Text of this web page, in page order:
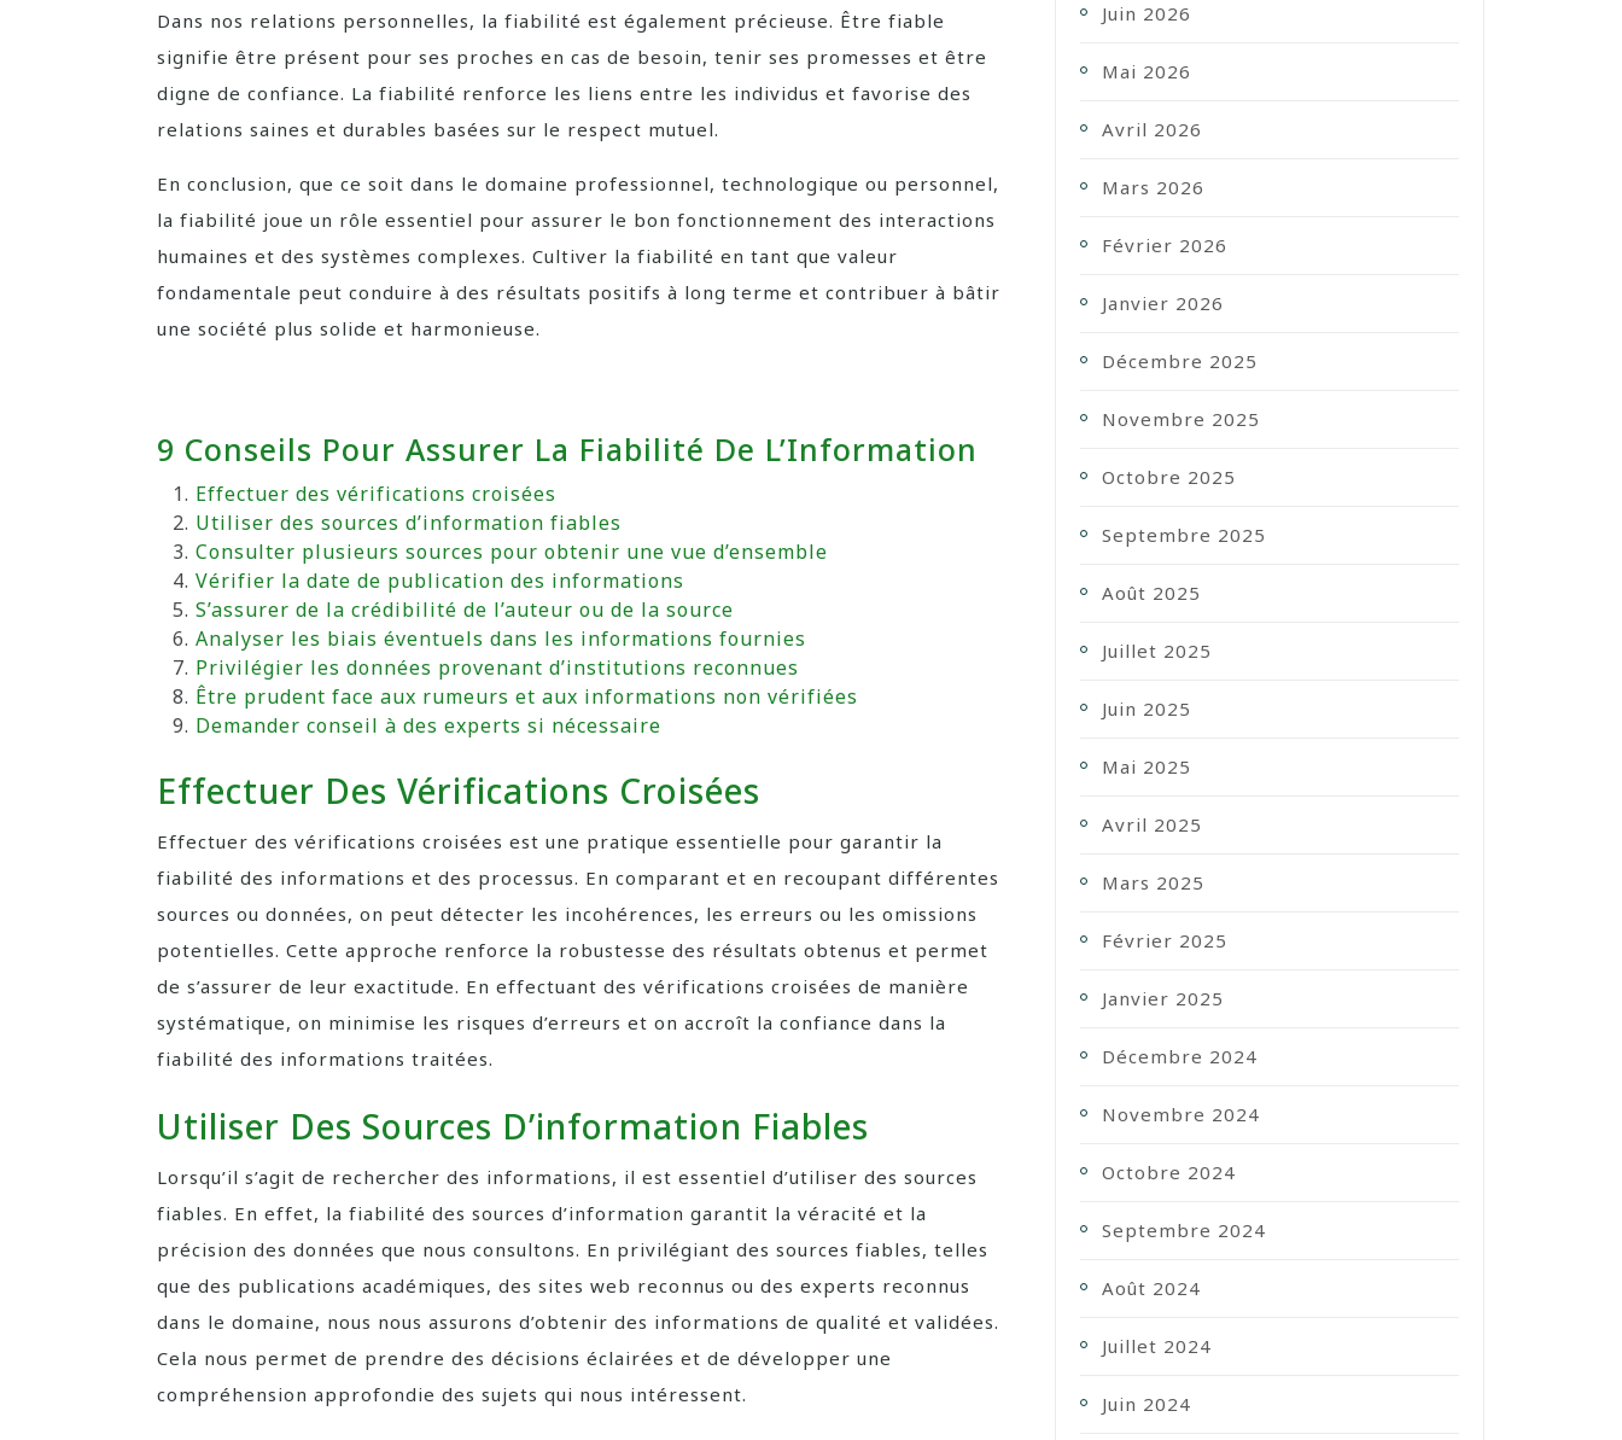
Dans nos relations personnelles, la fiabilité est également précieuse. Être fiable
signifie être présent pour ses proches en cas de besoin, tenir ses promesses et être
digne de confiance. La fiabilité renforce les liens entre les individus et favorise des
relations saines et durables basées sur le respect mutuel.
En conclusion, que ce soit dans le domaine professionnel, technologique ou personnel,
la fiabilité joue un rôle essentiel pour assurer le bon fonctionnement des interactions
humaines et des systèmes complexes. Cultiver la fiabilité en tant que valeur
fondamentale peut conduire à des résultats positifs à long terme et contribuer à bâtir
une société plus solide et harmonieuse.
9 Conseils Pour Assurer La Fiabilité De L’Information
Effectuer des vérifications croisées
Utiliser des sources d’information fiables
Consulter plusieurs sources pour obtenir une vue d’ensemble
Vérifier la date de publication des informations
S’assurer de la crédibilité de l’auteur ou de la source
Analyser les biais éventuels dans les informations fournies
Privilégier les données provenant d’institutions reconnues
Être prudent face aux rumeurs et aux informations non vérifiées
Demander conseil à des experts si nécessaire
Effectuer Des Vérifications Croisées
Effectuer des vérifications croisées est une pratique essentielle pour garantir la
fiabilité des informations et des processus. En comparant et en recoupant différentes
sources ou données, on peut détecter les incohérences, les erreurs ou les omissions
potentielles. Cette approche renforce la robustesse des résultats obtenus et permet
de s’assurer de leur exactitude. En effectuant des vérifications croisées de manière
systématique, on minimise les risques d’erreurs et on accroît la confiance dans la
fiabilité des informations traitées.
Utiliser Des Sources D’information Fiables
Lorsqu’il s’agit de rechercher des informations, il est essentiel d’utiliser des sources
fiables. En effet, la fiabilité des sources d’information garantit la véracité et la
précision des données que nous consultons. En privilégiant des sources fiables, telles
que des publications académiques, des sites web reconnus ou des experts reconnus
dans le domaine, nous nous assurons d’obtenir des informations de qualité et validées.
Cela nous permet de prendre des décisions éclairées et de développer une
compréhension approfondie des sujets qui nous intéressent.
Juin 2026
Mai 2026
Avril 2026
Mars 2026
Février 2026
Janvier 2026
Décembre 2025
Novembre 2025
Octobre 2025
Septembre 2025
Août 2025
Juillet 2025
Juin 2025
Mai 2025
Avril 2025
Mars 2025
Février 2025
Janvier 2025
Décembre 2024
Novembre 2024
Octobre 2024
Septembre 2024
Août 2024
Juillet 2024
Juin 2024